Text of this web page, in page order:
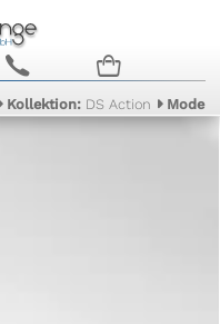
c n
Kollektion: DS Action